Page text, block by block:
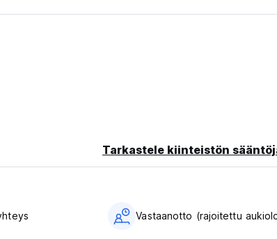
Tarkastele kiinteistön
Vastaanotto (rajoitettu